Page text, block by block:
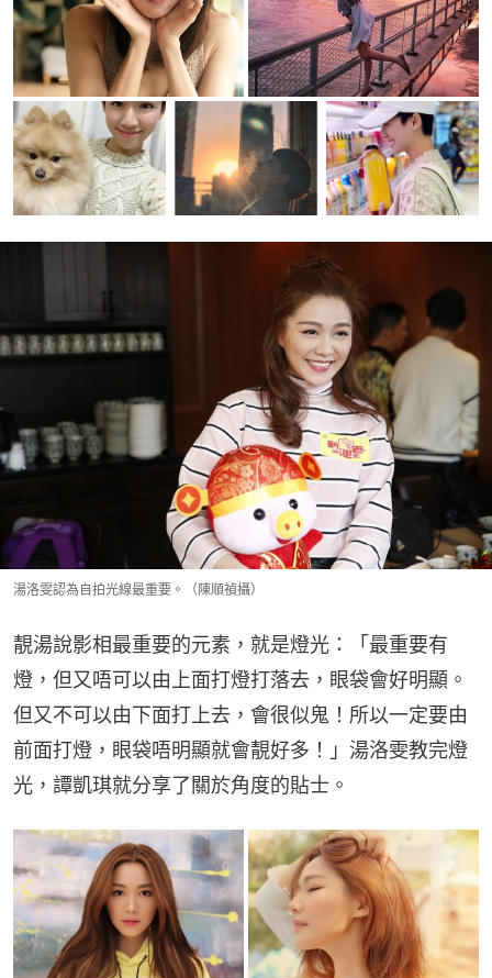
湯洛雯認為自拍光線最重要。（陳順禎攝）
靚湯說影相最重要的元素，就是燈光：「最重要有
燈，但又唔可以由上面打燈打落去，眼袋會好明顯。
但又不可以由下面打上去，會很似鬼！所以一定要由
前面打燈，眼袋唔明顯就會靚好多！」湯洛雯教完燈
光，譚凱琪就分享了關於角度的貼士。